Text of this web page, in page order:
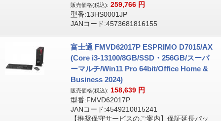
販売価格(税込): 259,766 円
型番:13HS0001JP
JANコード:4573681816155
富士通 FMVD62017P ESPRIMO D7015/AX
(Core i3-13100/8GB/SSD・256GB/スーパ
ーマルチ/Win11 Pro 64bit/Office Home &
Business 2024)
販売価格(税込): 158,639 円
型番:FMVD62017P
JANコード:4549210815241
【推奨保守サービスのご案内】保証延長パッ